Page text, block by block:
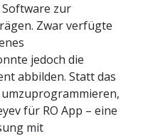
zur
Zwar verfügte
jedoch die
abbilden. Statt das
für RO App – eine
mit